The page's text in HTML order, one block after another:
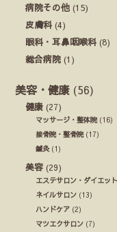
病院その他 (15)
皮膚科 (4)
眼科・耳鼻咽喉科 (8)
総合病院 (1)
美容・健康 (56)
健康 (27)
マッサージ・整体院(16)
接骨院・整骨院(17)
鍼灸(1)
美容 (29)
エステサロン・ダイエッ
ネイルサロン (13)
ハンドケア (2)
マツエクサロン (7)